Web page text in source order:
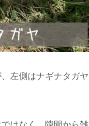
左側はナギナタガヤ